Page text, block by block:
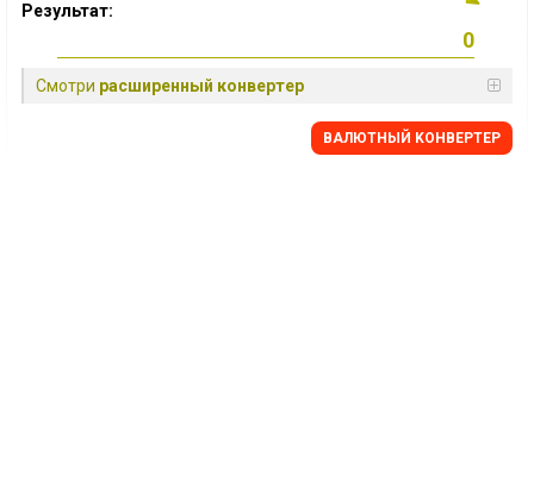
Результат:
Смотри расширенный конвертер
BАЛЮТНЫЙ KОНВЕРТЕР